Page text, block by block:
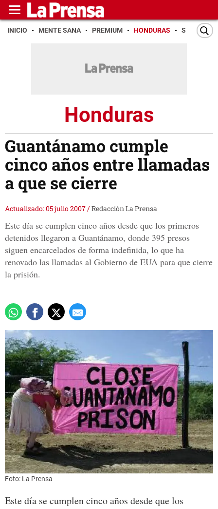
INICIO MENTE SANA PREMIUM HONDURAS SAN PEDRO
Honduras
Guantánamo cumple
cinco años entre llamadas
a que se cierre
Actualizado: 05 julio 2007/Redacción La Prensa
Este día se cumplen cinco años desde que los primeros
detenidos llegaron a Guantánamo, donde 395 presos
siguen encarcelados de forma indefinida, lo que ha
renovado las llamadas al Gobierno de EUA para que cierre
la prisión.
Foto: La Prensa
Este día se cumplen cinco años desde que los